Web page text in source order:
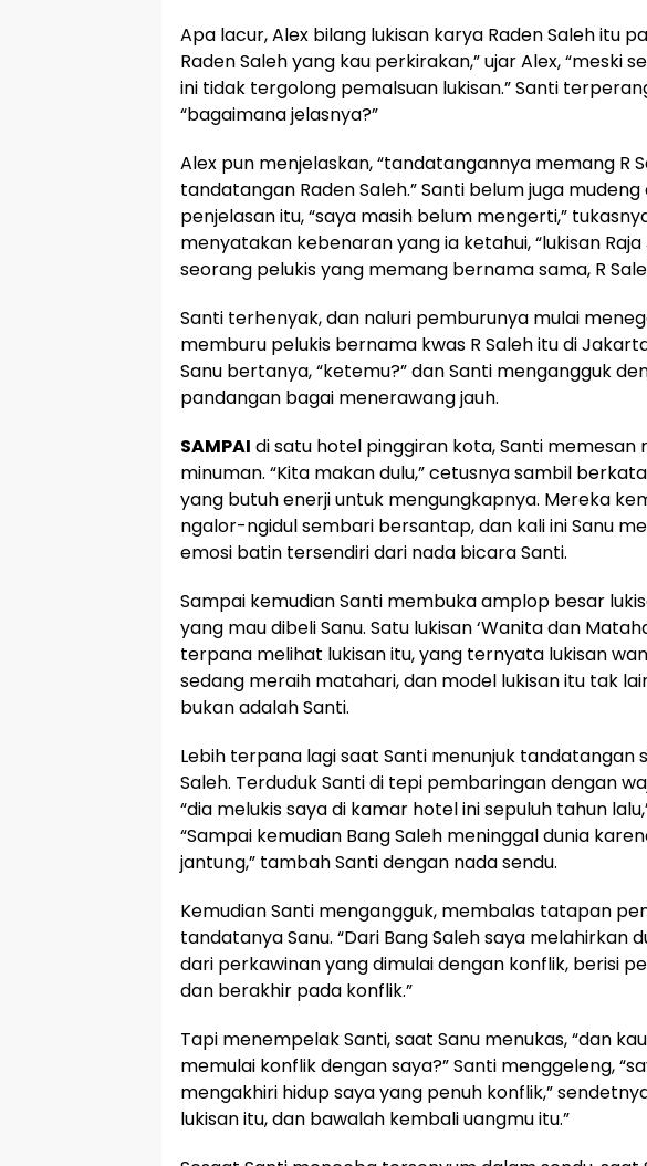
Apa lacur, Alex bilang lukisan karya Raden Saleh itu
Raden Saleh yang kau perkirakan,” ujar Alex, “meski
ini tidak tergolong pemalsuan lukisan.” Santi
“bagaimana jelasnya?”
Alex pun menjelaskan, “tandatangannya memang R
tandatangan Raden Saleh.” Santi belum juga
penjelasan itu, “saya masih belum mengerti,”
menyatakan kebenaran yang ia ketahui, “lukisan
seorang pelukis yang memang bernama sama, R
Santi terhenyak, dan naluri pemburunya mulai
memburu pelukis bernama kwas R Saleh itu di
Sanu bertanya, “ketemu?” dan Santi mengangguk
pandangan bagai menerawang jauh.
SAMPAI di satu hotel pinggiran kota, Santi memesan
minuman. “Kita makan dulu,” cetusnya sambil
yang butuh enerji untuk mengungkapnya. Mereka
ngalor-ngidul sembari bersantap, dan kali ini Sanu
emosi batin tersendiri dari nada bicara Santi.
Sampai kemudian Santi membuka amplop besar
yang mau dibeli Sanu. Satu lukisan ‘Wanita dan
terpana melihat lukisan itu, yang ternyata lukisan
sedang meraih matahari, dan model lukisan itu tak
bukan adalah Santi.
Lebih terpana lagi saat Santi menunjuk tandatangan
Saleh. Terduduk Santi di tepi pembaringan dengan
“dia melukis saya di kamar hotel ini sepuluh tahun
“Sampai kemudian Bang Saleh meninggal dunia
jantung,” tambah Santi dengan nada sendu.
Kemudian Santi mengangguk, membalas tatapan
tandatanya Sanu. “Dari Bang Saleh saya melahirkan
dari perkawinan yang dimulai dengan konflik, berisi
dan berakhir pada konflik.”
Tapi menempelak Santi, saat Sanu menukas, “dan
memulai konflik dengan saya?” Santi menggeleng,
mengakhiri hidup saya yang penuh konflik,”
lukisan itu, dan bawalah kembali uangmu itu.”